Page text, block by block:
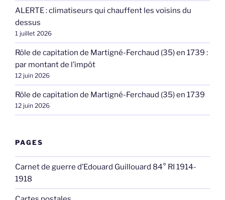
ALERTE : climatiseurs qui chauffent les voisins du
dessus
1 juillet 2026
Rôle de capitation de Martigné-Ferchaud (35) en 1739 :
par montant de l’impôt
12 juin 2026
Rôle de capitation de Martigné-Ferchaud (35) en 1739
12 juin 2026
PAGES
Carnet de guerre d’Edouard Guillouard 84° RI 1914-
1918